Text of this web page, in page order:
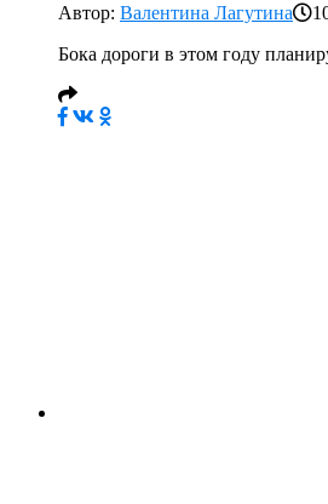
Автор: Валентина Лагутина
Бока дороги в этом году